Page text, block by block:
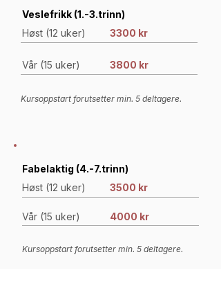
Veslefrikk (1.-3.trinn)
Høst (12 uker)
3300 kr
Vår (15 uker) 3800 kr
Kursoppstart forutsetter min. 5 deltagere.
Fabelaktig (4.-7.trinn)
Høst (12 uker)
3500 kr
Vår (15 uker) 4000 kr
Kursoppstart forutsetter min. 5 deltagere.